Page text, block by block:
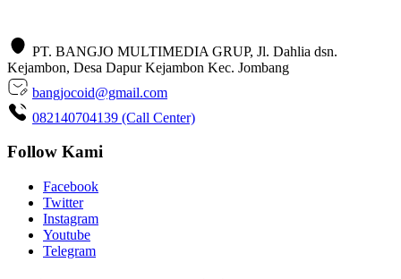
PT. BANGJO MULTIMEDIA GRUP, Jl. Dahlia dsn.
Kejambon, Desa Dapur Kejambon Kec. Jombang
bangjocoid@gmail.com
082140704139 (Call Center)
Follow Kami
Facebook
Twitter
Instagram
Youtube
Telegram